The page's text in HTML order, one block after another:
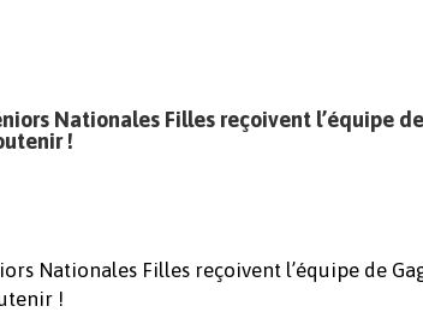
Nationales Filles reçoivent l’équipe
!
Nationales Filles reçoivent l’équipe de
!